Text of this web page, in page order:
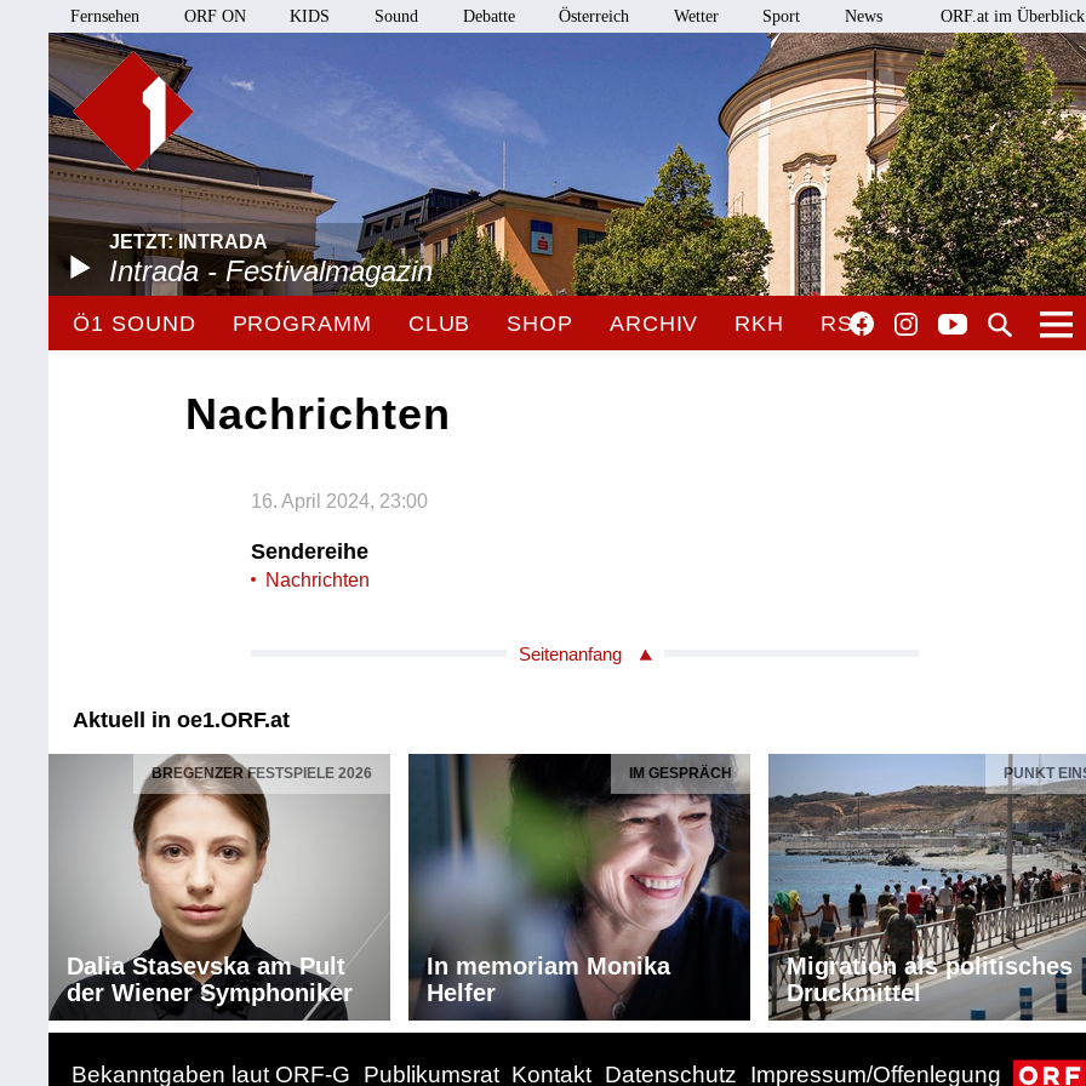
Fernsehen ORF ON KIDS Sound Debatte Österreich Wetter Sport News ORF.at im Überblick
JETZT: INTRADA
Intrada - Festivalmagazin
Ö1 SOUND PROGRAMM CLUB SHOP ARCHIV RKH RSO
Nachrichten
16. April 2024, 23:00
Sendereihe
Nachrichten
Seitenanfang
Aktuell in oe1.ORF.at
BREGENZER FESTSPIELE 2026
Dalia Stasevska am Pult
der Wiener Symphoniker
IM GESPRÄCH
In memoriam Monika
Helfer
PUNKT
Migration als politisches
Druckmittel
Bekanntgaben laut ORF-G Publikumsrat Kontakt Datenschutz Impressum/Offenlegung